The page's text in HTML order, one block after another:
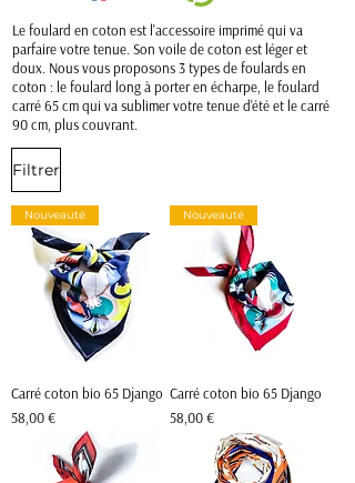
Le foulard en coton est l'accessoire imprimé qui va
parfaire votre tenue. Son voile de coton est léger et
doux. Nous vous proposons 3 types de foulards en
coton : le foulard long à porter en écharpe, le foulard
carré 65 cm qui va sublimer votre tenue d'été et le carré
90 cm, plus couvrant.
Filtrer
Nouveauté
Carré coton bio 65 Django
Prix
58,00 €
Nouveauté
Carré coton bio 65 Django
Prix
58,00 €